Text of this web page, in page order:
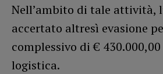
Nell’ambito di tale attività,
accertato altresì evasione
complessivo di €
logistica.